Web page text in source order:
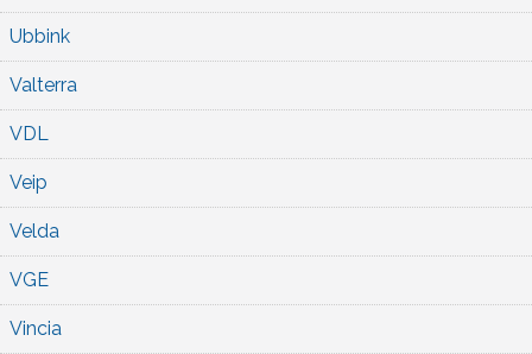
Ubbink
Valterra
VDL
Veip
Velda
VGE
Vincia